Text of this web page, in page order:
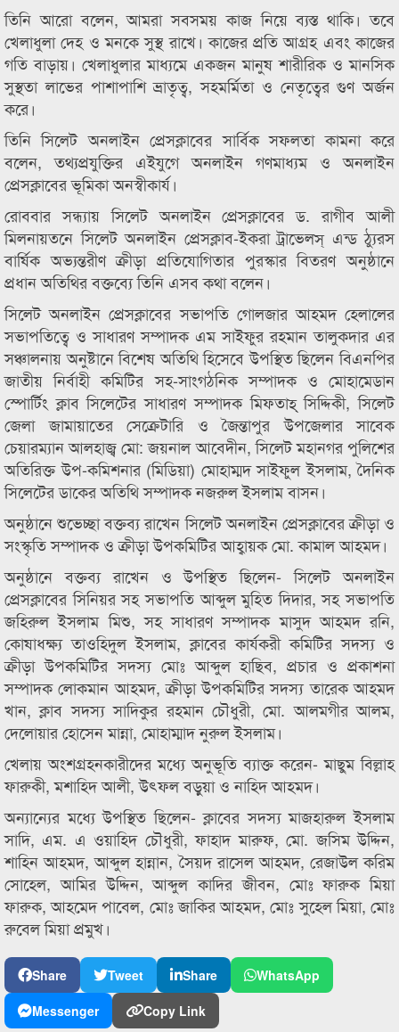
তিনি আরো বলেন, আমরা সবসময় কাজ নিয়ে ব্যস্ত থাকি। তবে
খেলাধুলা দেহ ও মনকে সুস্থ রাখে। কাজের প্রতি আগ্রহ এবং কাজের
গতি বাড়ায়। খেলাধুলার মাধ্যমে একজন মানুষ শারীরিক ও মানসিক
সুস্থতা লাভের পাশাপাশি ভ্রাতৃত্ব, সহমর্মিতা ও নেতৃত্বের গুণ অর্জন
করে।
তিনি সিলেট অনলাইন প্রেসক্লাবের সার্বিক সফলতা কামনা করে
বলেন, তথ্যপ্রযুক্তির এইযুগে অনলাইন গণমাধ্যম ও অনলাইন
প্রেসক্লাবের ভূমিকা অনস্বীকার্য।
রোববার সন্ধ্যায় সিলেট অনলাইন প্রেসক্লাবের ড. রাগীব আলী
মিলনায়তনে সিলেট অনলাইন প্রেসক্লাব-ইকরা ট্রাভেলস্ এন্ড ঠ্যুরস
বার্ষিক অভ্যন্তরীণ ক্রীড়া প্রতিযোগিতার পুরস্কার বিতরণ অনুষ্ঠানে
প্রধান অতিথির বক্তব্যে তিনি এসব কথা বলেন।
সিলেট অনলাইন প্রেসক্লাবের সভাপতি গোলজার আহমদ হেলালের
সভাপতিত্বে ও সাধারণ সম্পাদক এম সাইফুর রহমান তালুকদার এর
সঞ্চালনায় অনুষ্টানে বিশেষ অতিথি হিসেবে উপস্থিত ছিলেন বিএনপির
জাতীয় নির্বাহী কমিটির সহ-সাংগঠনিক সম্পাদক ও মোহামেডান
স্পোর্টিং ক্লাব সিলেটের সাধারণ সম্পাদক মিফতাহ্ সিদ্দিকী, সিলেট
জেলা জামায়াতের সেক্রেটারি ও জৈন্তাপুর উপজেলার সাবেক
চেয়ারম্যান আলহাজ্ব মো: জয়নাল আবেদীন, সিলেট মহানগর পুলিশের
অতিরিক্ত উপ-কমিশনার (মিডিয়া) মোহাম্মদ সাইফুল ইসলাম, দৈনিক
সিলেটের ডাকের অতিথি সম্পাদক নজরুল ইসলাম বাসন।
অনুষ্ঠানে শুভেচ্ছা বক্তব্য রাখেন সিলেট অনলাইন প্রেসক্লাবের ক্রীড়া ও
সংস্কৃতি সম্পাদক ও ক্রীড়া উপকমিটির আহ্বায়ক মো. কামাল আহমদ।
অনুষ্ঠানে বক্তব্য রাখেন ও উপস্থিত ছিলেন- সিলেট অনলাইন
প্রেসক্লাবের সিনিয়র সহ সভাপতি আব্দুল মুহিত দিদার, সহ সভাপতি
জহিরুল ইসলাম মিশু, সহ সাধারণ সম্পাদক মাসুদ আহমদ রনি,
কোষাধক্ষ্য তাওহিদুল ইসলাম, ক্লাবের কার্যকরী কমিটির সদস্য ও
ক্রীড়া উপকমিটির সদস্য মোঃ আব্দুল হাছিব, প্রচার ও প্রকাশনা
সম্পাদক লোকমান আহমদ, ক্রীড়া উপকমিটির সদস্য তারেক আহমদ
খান, ক্লাব সদস্য সাদিকুর রহমান চৌধুরী, মো. আলমগীর আলম,
দেলোয়ার হোসেন মান্না, মোহাম্মাদ নুরুল ইসলাম।
খেলায় অংশগ্রহনকারীদের মধ্যে অনুভূতি ব্যাক্ত করেন- মাছুম বিল্লাহ
ফারুকী, মশাহিদ আলী, উৎফল বড়ুয়া ও নাহিদ আহমদ।
অন্যান্যের মধ্যে উপস্থিত ছিলেন- ক্লাবের সদস্য মাজহারুল ইসলাম
সাদি, এম. এ ওয়াহিদ চৌধুরী, ফাহাদ মারুফ, মো. জসিম উদ্দিন,
শাহিন আহমদ, আব্দুল হান্নান, সৈয়দ রাসেল আহমদ, রেজাউল করিম
সোহেল, আমির উদ্দিন, আব্দুল কাদির জীবন, মোঃ ফারুক মিয়া
ফারুক, আহমেদ পাবেল, মোঃ জাকির আহমদ, মোঃ সুহেল মিয়া, মোঃ
রুবেল মিয়া প্রমুখ।
Share Tweet Share
WhatsApp
Messenger
Copy Link